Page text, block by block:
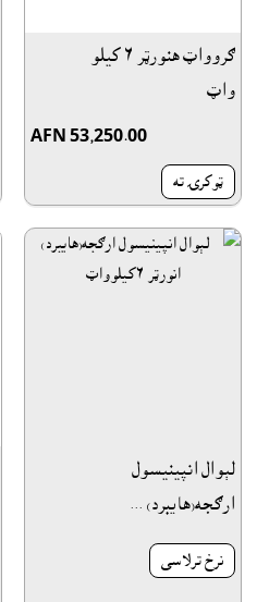
ګروواټ هنورټر ٦ کيلو
واټ
AFN 53,250.00
ټوکرۍ ته
لېوال انپينيسول
ارګجه(هاىبرد) ...
نرخ ترلاسى